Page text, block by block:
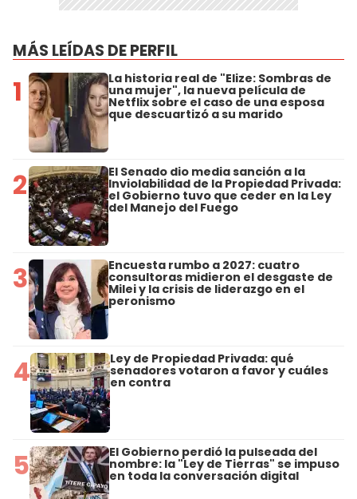
MÁS LEÍDAS DE PERFIL
1 La historia real de "Elize: Sombras de
una mujer", la nueva película de
Netflix sobre el caso de una esposa
que descuartizó a su marido
2 El Senado dio media sanción a la
Inviolabilidad de la Propiedad Privada:
el Gobierno tuvo que ceder en la Ley
del Manejo del Fuego
3 Encuesta rumbo a 2027: cuatro
consultoras midieron el desgaste de
Milei y la crisis de liderazgo en el
peronismo
4 Ley de Propiedad Privada: qué
senadores votaron a favor y cuáles
en contra
5 El Gobierno perdió la pulseada del
nombre: la "Ley de Tierras" se impuso
en toda la conversación digital